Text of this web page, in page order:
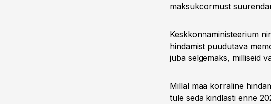
maksukoormust
Keskkonnaministeerium
hindamist puudutava
juba selgemaks, milliseid
Millal maa korraline
tule seda kindlasti enne